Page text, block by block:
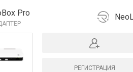
Pro
РЕГИСТРАЦИЯ